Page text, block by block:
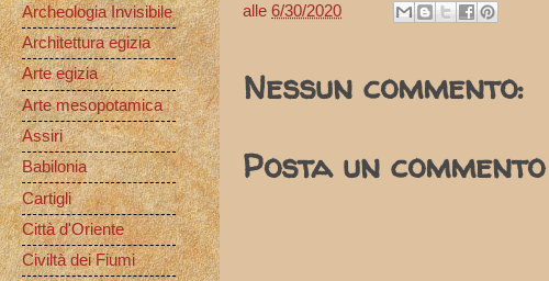
alle 6/30/2020
Nessun commento:
Posta un commento
Archeologia Invisibile
Architettura egizia
Arte egizia
Arte mesopotamica
Assiri
Babilonia
Cartigli
Città d'Oriente
Civiltà dei Fiumi